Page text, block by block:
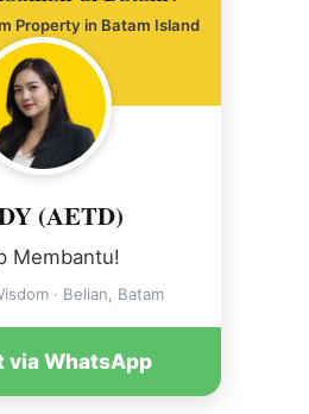
Property in Batam Island
(AETD)
Membantu!
· Belian, Batam
via WhatsApp